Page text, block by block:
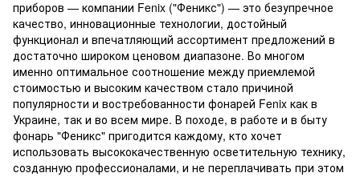
приборов — компании Fenix ("Феникс") — это безупречное
качество, инновационные технологии, достойный
функционал и впечатляющий ассортимент предложений в
достаточно широком ценовом диапазоне. Во многом
именно оптимальное соотношение между приемлемой
стоимостью и высоким качеством стало причиной
популярности и востребованности фонарей Fenix как в
Украине, так и во всем мире. В походе, в работе и в быту
фонарь "Феникс" пригодится каждому, кто хочет
использовать высококачественную осветительную технику,
созданную профессионалами, и не переплачивать при этом